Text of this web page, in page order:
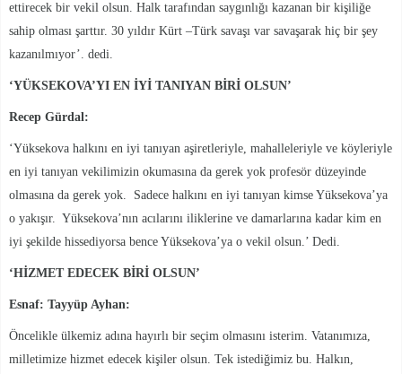
ettirecek bir vekil olsun. Halk tarafından saygınlığı kazanan bir kişiliğe
sahip olması şarttır. 30 yıldır Kürt –Türk savaşı var savaşarak hiç bir şey
kazanılmıyor’. dedi.
‘YÜKSEKOVA’YI EN İYİ TANIYAN BİRİ OLSUN’
Recep Gürdal:
‘Yüksekova halkını en iyi tanıyan aşiretleriyle, mahalleleriyle ve köyleriyle
en iyi tanıyan vekilimizin okumasına da gerek yok profesör düzeyinde
olmasına da gerek yok. Sadece halkını en iyi tanıyan kimse Yüksekova’ya
o yakışır. Yüksekova’nın acılarını iliklerine ve damarlarına kadar kim en
iyi şekilde hissediyorsa bence Yüksekova’ya o vekil olsun.’ Dedi.
‘HİZMET EDECEK BİRİ OLSUN’
Esnaf: Tayyüp Ayhan:
Öncelikle ülkemiz adına hayırlı bir seçim olmasını isterim. Vatanımıza,
milletimize hizmet edecek kişiler olsun. Tek istediğimiz bu. Halkın,